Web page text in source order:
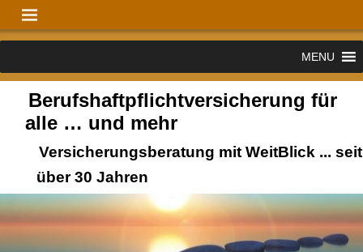
MENU
Berufshaftpflichtversicherung für
alle … und mehr
Versicherungsberatung mit WeitBlick ... seit
über 30 Jahren